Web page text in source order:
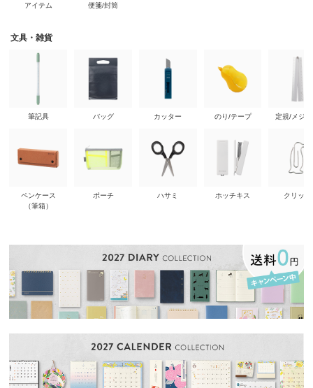
アイテム
便箋/封筒
文具・雑貨
筆記具
ペンケース
（筆箱）
バッグ
ポーチ
カッター
ハサミ
のり/テープ
ホッチキス
定規/メジ
クリップ